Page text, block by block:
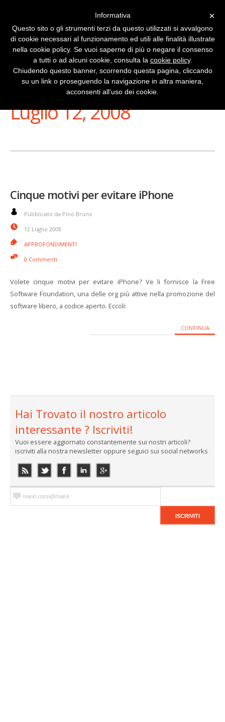
Stai Visualizzando
Luglio 12, 2008
Cinque motivi per evitare iPhone
Pubblicato da Pino Bruno
12 Luglio 2008
APPROFONDIMENTI
0 Commenti
Volete cinque motivi per evitare iPhone? Ve li fornisce la Free
Software Foundation, una delle org più attive nella promozione del
software libero, a codice aperto. Eccoli:
CONTINUA
Hai Trovato il nostro articolo
interessante ? Iscriviti!
Vuoi essere aggiornato constantemente sui nostri articoli?
iscriviti alla nostra newsletter oppure seguici sui social networks
×
Informativa
Questo sito o gli strumenti terzi da questo utilizzati si avvalgono
di cookie necessari al funzionamento ed utili alle finalità illustrate
nella cookie policy. Se vuoi saperne di più o negare il consenso
a tutti o ad alcuni cookie, consulta la cookie policy.
Chiudendo questo banner, scorrendo questa pagina, cliccando
su un link o proseguendo la navigazione in altra maniera,
acconsenti all’uso dei cookie.